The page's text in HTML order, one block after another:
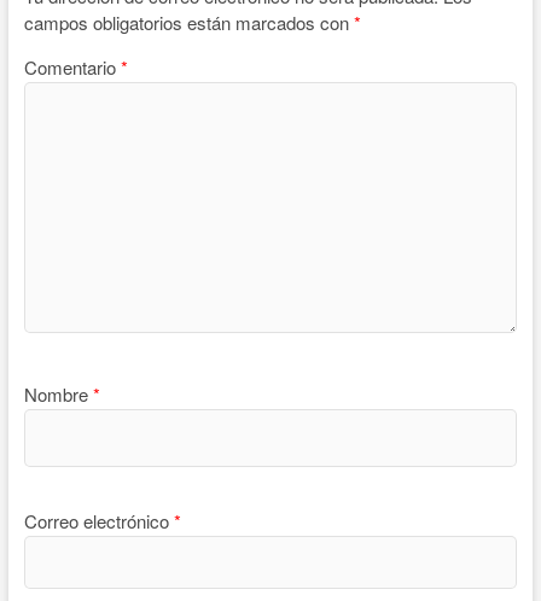
campos obligatorios están marcados con*
Comentario*
Nombre*
Correo electrónico*